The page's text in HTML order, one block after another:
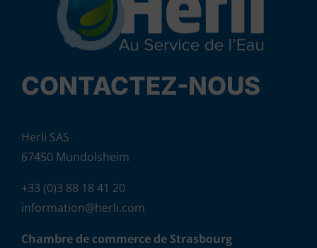
CONTACTEZ-NOUS
Herli SAS
67450 Mundolsheim
+33 (0)3 88 18 41 20
information@herli.com
Chambre de commerce de Strasbourg